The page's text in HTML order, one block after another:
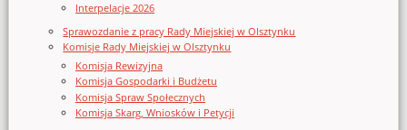
Interpelacje 2026
Sprawozdanie z pracy Rady Miejskiej w Olsztynku
Komisje Rady Miejskiej w Olsztynku
Komisja Rewizyjna
Komisja Gospodarki i Budżetu
Komisja Spraw Społecznych
Komisja Skarg, Wniosków i Petycji